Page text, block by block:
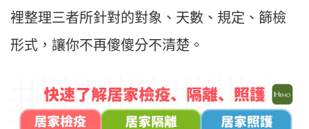
裡整理三者所針對的對象、天數、規定、篩檢
形式，讓你不再傻傻分不清楚。